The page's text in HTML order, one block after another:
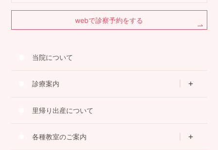
webで診察予約をする
当院について
診療案内
里帰り出産について
各種教室のご案内